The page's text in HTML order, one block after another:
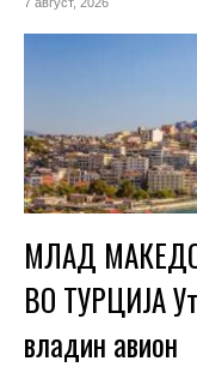
МЛАД
ВО ТУРЦИЈА
владин авион